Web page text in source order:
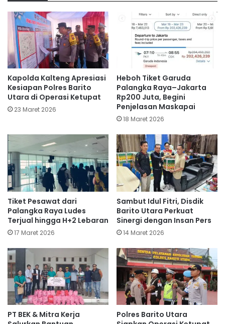
Kapolda Kalteng Apresiasi
Kesiapan Polres Barito
Utara di Operasi Ketupat
23 Maret 2026
Heboh Tiket Garuda
Palangka Raya–Jakarta
Rp200 Juta, Begini
Penjelasan Maskapai
18 Maret 2026
Tiket Pesawat dari
Palangka Raya Ludes
Terjual hingga H+2 Lebaran
17 Maret 2026
Sambut Idul Fitri, Disdik
Barito Utara Perkuat
Sinergi dengan Insan Pers
14 Maret 2026
PT BEK & Mitra Kerja
Polres Barito Utara